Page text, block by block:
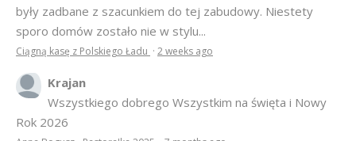
były zadbane z szacunkiem do tej zabudowy. Niestety
sporo domów zostało nie w stylu...
Ciągną kasę z Polskiego Ładu · 2 weeks ago
Krajan
Wszystkiego dobrego Wszystkim na święta i Nowy
Rok 2026